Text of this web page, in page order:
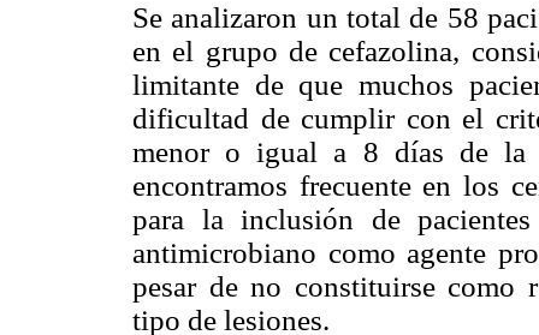
Se analizaron un total de 58
en el grupo de cefazolina,
limitante de que muchos
dificultad de cumplir con el
menor o igual a 8 días de la
encontramos frecuente en los
para la inclusión de
antimicrobiano como agente
pesar de no constituirse como
tipo de lesiones.